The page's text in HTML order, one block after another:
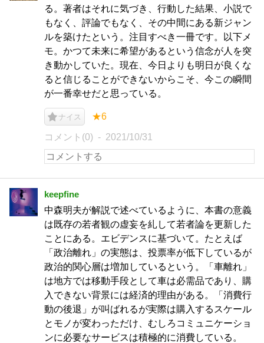
る。著者はそれに気づき、行動した結果、小説で
もなく、評論でもなく、その中間にある新ジャン
ルを築けたという。注目すべき一冊です。以下メ
モ。かつて未来に希望があるという信念が人を突
き動かしていた。現在、今日よりも明日が良くな
ると信じることができないからこそ、今この瞬間
が一番幸せだと思っている。
ナイス ★6
コメント(0) 2021/10/31
keepfine
中森明夫が解説で述べているように、本書の意義
は既存の若者観の虚妄を糺して若者論を更新した
ことにある。エビデンスに基づいて。たとえば
「政治離れ」の実態は、投票率が低下しているが
政治的関心層は増加しているという。「車離れ」
は地方では移動手段として車は必需品であり、購
入できない背景には経済的理由がある。「消費行
動の後退」が叫ばれるが実際は購入するスケール
とモノが変わっただけ、むしろコミュニケーショ
ンに必要なサービスは積極的に消費している。